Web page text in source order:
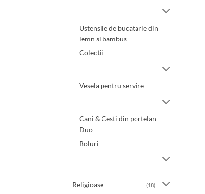
Ustensile de bucatarie din
lemn si bambus
Colectii
Vesela pentru servire
Cani & Cesti din portelan
Duo
Boluri
Religioase (18)